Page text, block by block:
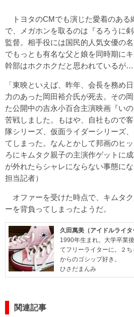
トヨタのCMでも演じた愛着のある
で、メガホンを取るのは『るろうに
監督。相手役には国民的人気女優の
でもっとも有名な父と娘を同時期に
幹部はホクホクだと思われているが…
「東映といえば、昨年、会長を務め
力のあった岡田裕介氏が死去。その
た公開中の吉永小百合主演映画『い
苦戦しました。もはや、自社もので
隊シリーズ、仮面ライダーシリーズ
てしまった。なんとかして邦画のヒ
ろにキムタク親子の主演作ゲットに
が外れたらシャレにならない事態に
担当記者）
オファーを受けた時点で、キムタ
ーを背負ってしまったようだ。
久田萬美（アイドルライタ
1990年生まれ。大学卒業
てフリーライターに。２
からのゴシップ好き。
ひさだまんみ
関連記事